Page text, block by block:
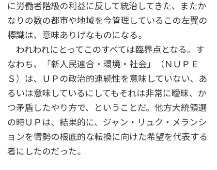
に労働者階級の利益に反して統治してきた、またか
なりの数の都市や地域を今管理しているこの左翼の
標識は、意味ありげなものになる。
われわれにとってこのすべては臨界点となる。す
なわち、「新人民連合・環境・社会」（ＮＵＰＥ
Ｓ）は、ＵＰの政治的連続性を意味していない、あ
るいは意味しているにしてもそれは非常に曖昧、か
つ矛盾したやり方で、ということだ。他方大統領選
の時ＵＰは、結果的に、ジャン・リュク・メランシ
ョンを情勢の根底的な転換に向けた希望を代表する
者にしたのだった。